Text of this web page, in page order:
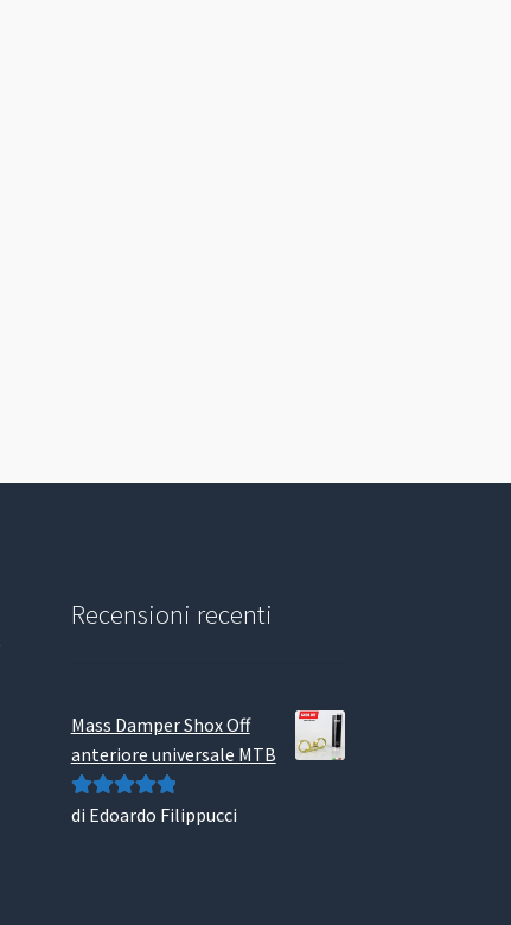
Recensioni recenti
Mass Damper Shox Off
anteriore universale MTB
Valutato5su
di Edoardo Filippucci